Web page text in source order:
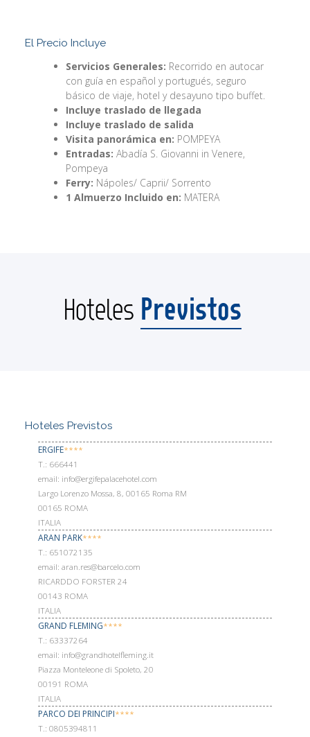
El Precio Incluye
Servicios Generales: Recorrido en autocar
con guía en español y portugués, seguro
básico de viaje, hotel y desayuno tipo buffet.
Incluye traslado de llegada
Incluye traslado de salida
Visita panorámica en: POMPEYA
Entradas: Abadía S. Giovanni in Venere,
Pompeya
Ferry: Nápoles/ Caprii/ Sorrento
1 Almuerzo Incluido en: MATERA
Hoteles Previstos
Hoteles Previstos
ERGIFE****
Т.: 666441
email: info@ergifepalacehotel.com
Largo Lorenzo Mossa, 8, 00165 Roma RM
00165 ROMA
ITALIA
ARAN PARK****
Т.: 651072135
email: aran.res@barcelo.com
RICARDDO FORSTER 24
00143 ROMA
ITALIA
GRAND FLEMING****
Т.: 63337264
email: info@grandhotelfleming.it
Piazza Monteleone di Spoleto, 20
00191 ROMA
ITALIA
PARCO DEI PRINCIPI****
Т.: 0805394811